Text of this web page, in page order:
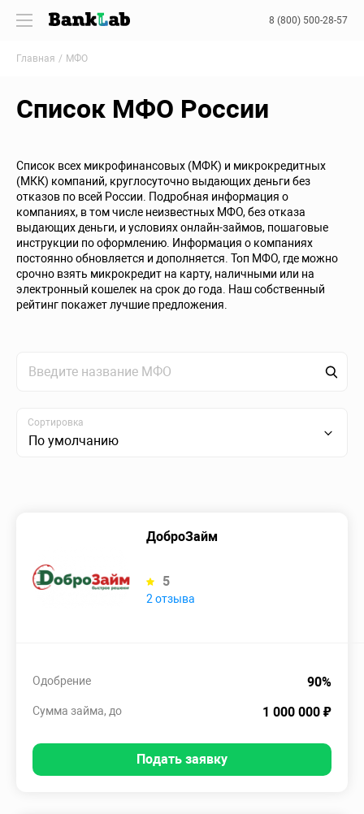
8 (800) 500-28-57
Главная МФО
Список МФО России
Список всех микрофинансовых (МФК) и микрокредитных
(МКК) компаний, круглосуточно выдающих деньги без
отказов по всей России. Подробная информация о
компаниях, в том числе неизвестных МФО, без отказа
выдающих деньги, и условиях онлайн-займов, пошаговые
инструкции по оформлению. Информация о компаниях
постоянно обновляется и дополняется. Топ МФО, где можно
срочно взять микрокредит на карту, наличными или на
электронный кошелек на срок до года. Наш собственный
рейтинг покажет лучшие предложения.
Сортировка
По умолчанию
ДоброЗайм
5
2 отзыва
90%
Одобрение
1 000 000 ₽
Сумма займа, до
Подать заявку